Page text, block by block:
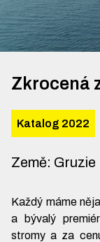
Zkrocená
Katalog 2022
Země: Gruzie
Každý máme
a bývalý
stromy a za